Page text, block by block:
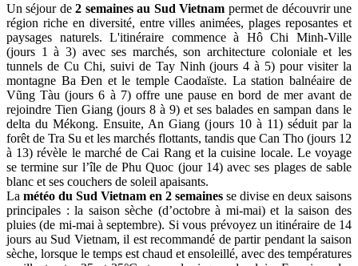
Un séjour de2 semaines au Sud Vietnam permet de découvrir une
région riche en diversité, entre villes animées, plages reposantes et
paysages naturels. L'itinéraire commence à Hô Chi Minh-Ville
(jours 1 à 3) avec ses marchés, son architecture coloniale et les
tunnels de Cu Chi, suivi de Tay Ninh (jours 4 à 5) pour visiter la
montagne Ba Đen et le temple Caodaïste. La station balnéaire de
Vũng Tàu (jours 6 à 7) offre une pause en bord de mer avant de
rejoindre Tien Giang (jours 8 à 9) et ses balades en sampan dans le
delta du Mékong. Ensuite, An Giang (jours 10 à 11) séduit par la
forêt de Tra Su et les marchés flottants, tandis que Can Tho (jours 12
à 13) révèle le marché de Cai Rang et la cuisine locale. Le voyage
se termine sur l’île de Phu Quoc (jour 14) avec ses plages de sable
blanc et ses couchers de soleil apaisants.
La météo du Sud Vietnam en 2 semaines se divise en deux saisons
principales : la saison sèche (d’octobre à mi-mai) et la saison des
pluies (de mi-mai à septembre). Si vous prévoyez un itinéraire de 14
jours au Sud Vietnam, il est recommandé de partir pendant la saison
sèche, lorsque le temps est chaud et ensoleillé, avec des températures